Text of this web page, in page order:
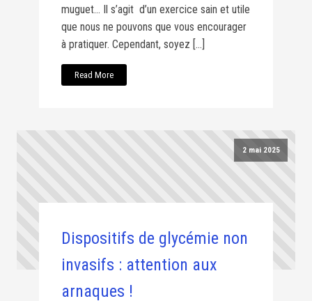
muguet… Il s’agit d’un exercice sain et utile
que nous ne pouvons que vous encourager
à pratiquer. Cependant, soyez […]
Read More
2 mai 2025
Dispositifs de glycémie non
invasifs : attention aux
arnaques !